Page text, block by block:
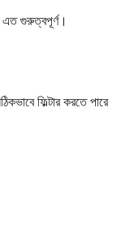
এত গুরুত্বপূর্ণ।
ফিল্টার করতে পারে